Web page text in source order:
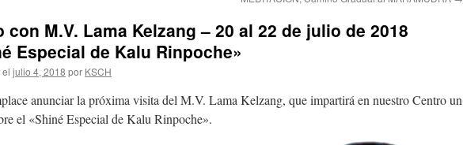
con M.V. Lama Kelzang – 20 al 22 de julio de 2018
Especial de Kalu Rinpoche»
julio 4, 2018 por KSCH
anunciar la próxima visita del M.V. Lama Kelzang, que impartirá en nuestro Centro un
el «Shiné Especial de Kalu Rinpoche».